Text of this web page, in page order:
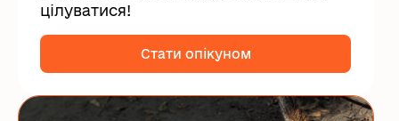
цілуватися!
Стати опікуном